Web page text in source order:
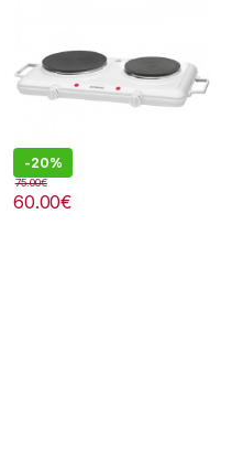
-20%
60.00€
75.00€